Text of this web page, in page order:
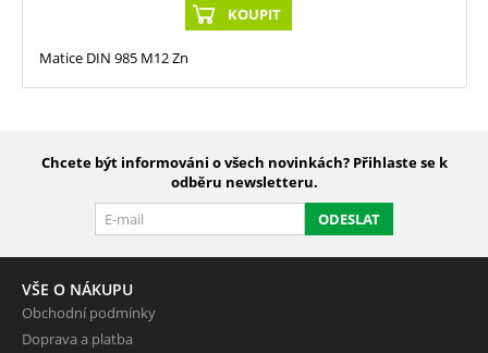
KOUPIT
Matice DIN 985 M12 Zn
Chcete být informováni o všech novinkách? Přihlaste se k
odběru newsletteru.
ODESLAT
VŠE O NÁKUPU
Obchodní podmínky
Doprava a platba